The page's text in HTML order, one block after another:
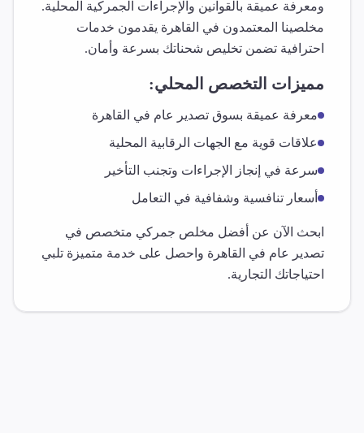
ومعرفة عميقة بالقوانين والإجراءات الجمركية المحلية.
مخلصينا المعتمدون في القاهرة يقدمون خدمات
احترافية تضمن تخليص شحناتك بسرعة وأمان.
مميزات التخصص المحلي:
معرفة عميقة بسوق تصدير عام في القاهرة
علاقات قوية مع الجهات الرقابية المحلية
سرعة في إنجاز الإجراءات وتجنب التأخير
أسعار تنافسية وشفافية في التعامل
ابحث الآن عن أفضل مخلص جمركي متخصص في
تصدير عام في القاهرة واحصل على خدمة متميزة تلبي
احتياجاتك التجارية.